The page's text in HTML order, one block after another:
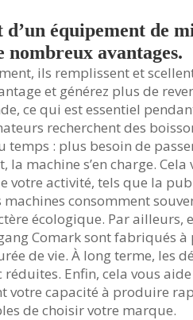
d’un équipement de
nombreux avantages.
ils remplissent et
et générez plus de
ce qui est essentiel
recherchent des
temps : plus besoin de
la machine s’en charge.
votre activité, tels que la
machines consomment
écologique. Par ailleurs,
Comark sont fabriqués
de vie. À long terme, les
réduites. Enfin, cela vous
votre capacité à produire
de choisir votre marque.